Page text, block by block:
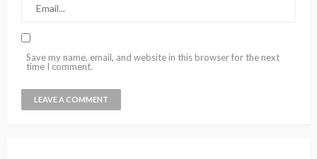
Save my name, email, and website in this browser for the next
time I comment.